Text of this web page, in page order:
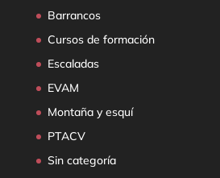
Barrancos
Cursos de formación
Escaladas
EVAM
Montaña y esquí
PTACV
Sin categoría